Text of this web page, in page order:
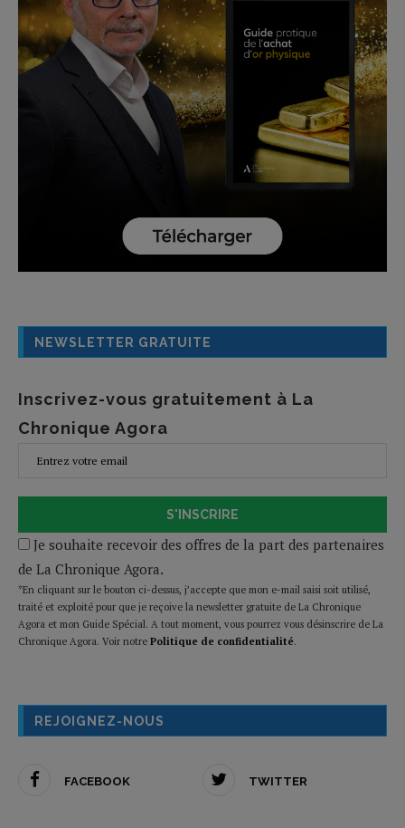
NEWSLETTER GRATUITE
Inscrivez-vous gratuitement à La
Chronique Agora
S'INSCRIRE
Je souhaite recevoir des offres de la part des partenaires
de La Chronique Agora.
*En cliquant sur le bouton ci-dessus, j’accepte que mon e-mail saisi soit utilisé,
traité et exploité pour que je reçoive la newsletter gratuite de La Chronique
Agora et mon Guide Spécial. A tout moment, vous pourrez vous désinscrire de La
Chronique Agora. Voir notre Politique de confidentialité.
REJOIGNEZ-NOUS
FACEBOOK TWITTER